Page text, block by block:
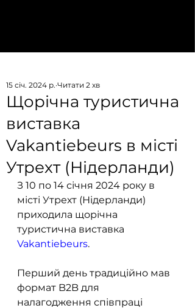
Щорічна туристична
виставка
Vakantiebeurs в місті
Утрехт (Нідерланди)
15 січ. 2024 р. Читати 2 хв
З 10 по 14 січня 2024 року в
місті Утрехт (Нідерланди)
приходила щорічна
туристична виставка
Vakantiebeurs.
Перший день традиційно мав
формат B2B для
налагодження співпраці